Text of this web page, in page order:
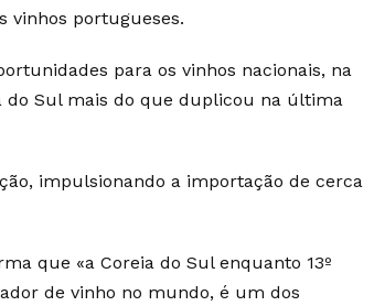
vinhos portugueses.
para os vinhos nacionais, na
do Sul mais do que duplicou na última
impulsionando a importação de cerca
que «a Coreia do Sul enquanto 13º
de vinho no mundo, é um dos